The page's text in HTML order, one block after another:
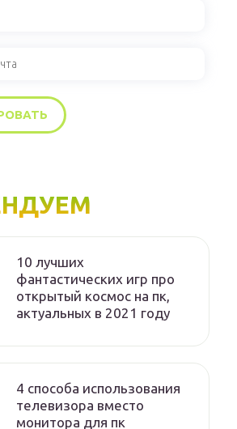
10 лучших
фантастических игр про
открытый космос на пк,
актуальных в 2021 году
4 способа использования
телевизора вместо
монитора для пк